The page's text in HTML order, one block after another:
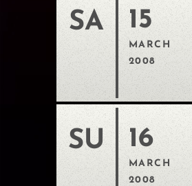
SA 15
MARCH
2008
SU 16
MARCH
2008